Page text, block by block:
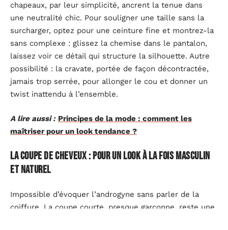
chapeaux, par leur simplicité, ancrent la tenue dans
une neutralité chic. Pour souligner une taille sans la
surcharger, optez pour une ceinture fine et montrez-la
sans complexe : glissez la chemise dans le pantalon,
laissez voir ce détail qui structure la silhouette. Autre
possibilité : la cravate, portée de façon décontractée,
jamais trop serrée, pour allonger le cou et donner un
twist inattendu à l’ensemble.
A lire aussi : Principes de la mode : comment les
maîtriser pour un look tendance ?
La coupe de cheveux : pour un look à la fois masculin
et naturel
Impossible d’évoquer l’androgyne sans parler de la
coiffure. La coupe courte, presque garçonne, reste une